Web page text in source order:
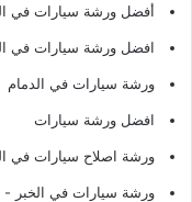
أفضل ورشة سيارات في
افضل ورشة سيارات في
ورشة سيارات في الدمام
افضل ورشة سيارات
ورشة اصلاح سيارات في
ورشة سيارات في الخبر -